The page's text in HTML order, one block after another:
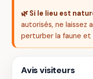
🌿 Si le lieu est
autorisés, ne laissez
perturber la faune
Avis visiteurs